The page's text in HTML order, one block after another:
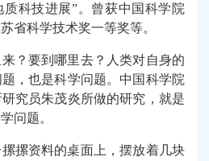
质科技进展”。曾获中国科学院
省科学技术奖一等奖等。
？要到哪里去？人类对自身的
，也是科学问题。中国科学院
究员朱茂炎所做的研究，就是
问题。
摞资料的桌面上，摆放着几块